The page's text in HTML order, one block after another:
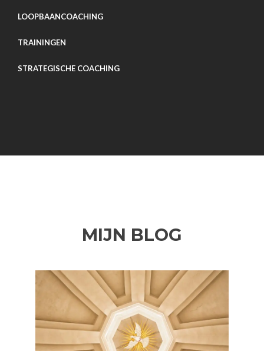
LOOPBAANCOACHING
TRAININGEN
STRATEGISCHE COACHING
MIJN BLOG
Vorige